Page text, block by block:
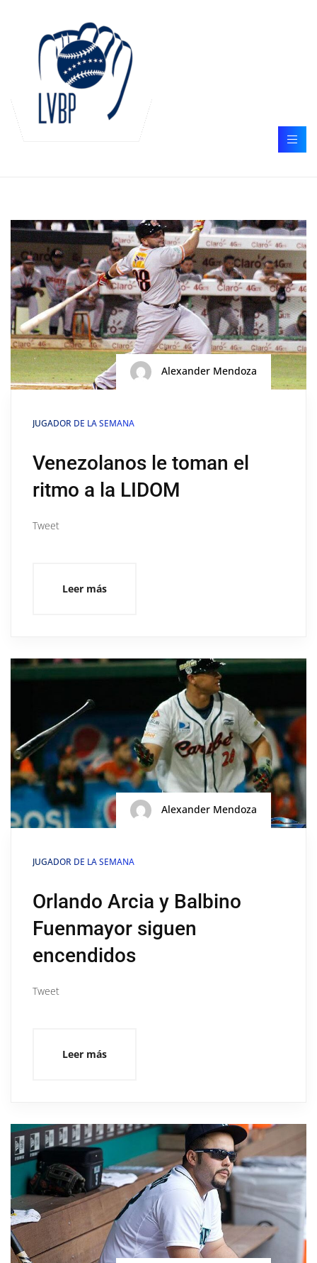
Alexander Mendoza
JUGADOR DE LA SEMANA
Venezolanos le toman el
ritmo a la LIDOM
Tweet
Leer más
Alexander Mendoza
JUGADOR DE LA SEMANA
Orlando Arcia y Balbino
Fuenmayor siguen
encendidos
Tweet
Leer más